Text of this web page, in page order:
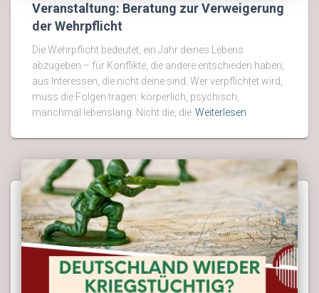
Veranstaltung: Beratung zur Verweigerung
der Wehrpflicht
Die Wehrpflicht bedeutet, ein Jahr deines Lebens
abzugeben – für Konflikte, die andere entschieden haben,
aus Interessen, die nicht deine sind. Wer verpflichtet wird,
muss die Folgen tragen: körperlich, psychisch,
manchmal lebenslang. Nicht die, die Weiterlesen